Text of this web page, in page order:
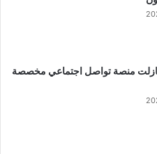
منصة تواصل اجتماعي مخصصة